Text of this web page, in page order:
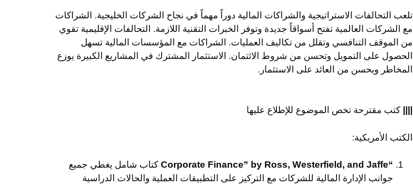
تلعب التحالفات الاستراتيجية والشراكات المالية دوراً مهماً في نجاح الشركات الخليجية. الشراكات
مع الشركات العالمية تفتح أسواقاً جديدة وتوفر الخبرات التقنية اللازمة. التحالفات الإقليمية تقوي
من الموقف التنافسي وتقلل من تكاليف العمليات. الشراكات مع المؤسسات المالية تسهل
الحصول على التمويل وتحسن من شروط الائتمان. الاستثمار المشترك في المشاريع الكبيرة يوزع
المخاطر ويحسن من العائد على الاستثمار.
كتب مقترحة تخص الموضوع للإطلاع عليها
الكتب الأمريكية:
“Corporate Finance” by Ross, Westerfield, and Jaffe
كتاب شامل يغطي جميع
جوانب الإدارة المالية للشركات مع التركيز على التطبيقات العملية والحالات الدراسية